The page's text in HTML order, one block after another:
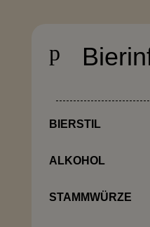
p
BIERSTIL
ALKOHOL
STAMMWÜRZE